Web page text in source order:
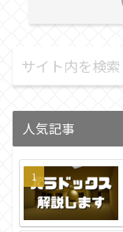
人気記事